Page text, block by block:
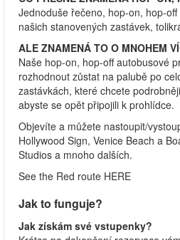
Jednoduše řečeno, hop-on, hop-
našich stanovených zastávek,
ALE ZNAMENÁ TO O MNOHEM
Naše hop-on, hop-off autobusové
rozhodnout zůstat na palubě po
zastávkách, které chcete
abyste se opět připojili k prohlídce.
Objevíte a můžete nastoupit/
Hollywood Sign, Venice Beach a
Studios a mnoho dalších.
See the Red route HERE
Jak to funguje?
Jak získám své vstupenky?